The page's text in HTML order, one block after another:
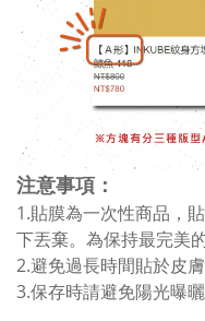
注意事項：
1.貼膜為一次性商品，
下丟棄。為保持最完美
2.避免過長時間貼於皮
3.保存時請避免陽光曝曬